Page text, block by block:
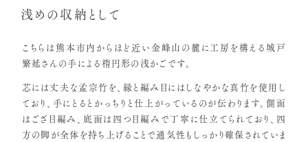
浅めの収納として
こちらは熊本市内からほど近い金峰山の麓に工房を構える城戸
繁延さんの手による楕円形の浅かごです。
芯には丈夫な孟宗竹を、縁と編み目にはしなやかな真竹を使用し
ており、手にとるとかっちりと仕上がっているのが伝わります。側面
はござ目編み、底面は四つ目編みで丁寧に仕立てられており、四
方の脚が全体を持ち上げることで通気性もしっかり確保されていま